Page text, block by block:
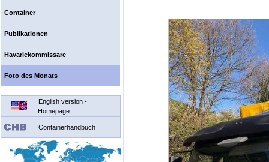
Container
Publikationen
Havariekommissare
Foto des Monats
English version -
Homepage
Containerhandbuch